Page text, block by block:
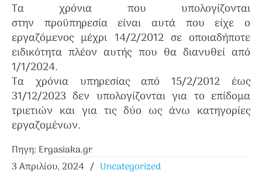
Τα χρόνια που υπολογίζονται
στην προϋπηρεσία είναι αυτά που είχε ο
εργαζόμενος μέχρι 14/2/2012 σε οποιαδήποτε
ειδικότητα πλέον αυτής που θα διανυθεί από
1/1/2024.
Τα χρόνια υπηρεσίας από 15/2/2012 έως
31/12/2023 δεν υπολογίζονται για το επίδομα
τριετιών και για τις δύο ως άνω κατηγορίες
εργαζομένων.
Πηγη: Ergasiaka.gr
3 Απριλίου, 2024 / Uncategorized